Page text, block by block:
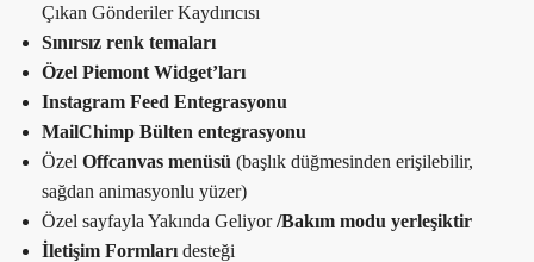
Çıkan Gönderiler Kaydırıcısı
Sınırsız renk temaları
Özel Piemont Widget’ları
Instagram Feed Entegrasyonu
MailChimp Bülten entegrasyonu
Özel Offcanvas menüsü (başlık düğmesinden erişilebilir,
sağdan animasyonlu yüzer)
Özel sayfayla Yakında Geliyor/Bakım modu yerleşiktir
İletişim Formları desteği